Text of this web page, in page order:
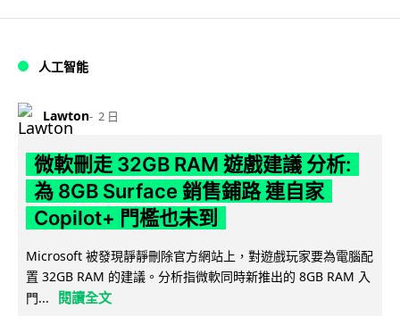
人工智能
Lawton 2 日
微軟刪走 32GB RAM 遊戲建議 分析:
為 8GB Surface 銷售鋪路 連自家
Copilot+ 門檻也未到
Microsoft 被發現靜靜刪除官方網站上，對遊戲玩家要為電腦配
置 32GB RAM 的建議。分析指微軟同時新推出的 8GB RAM 入
門...
閱讀全文